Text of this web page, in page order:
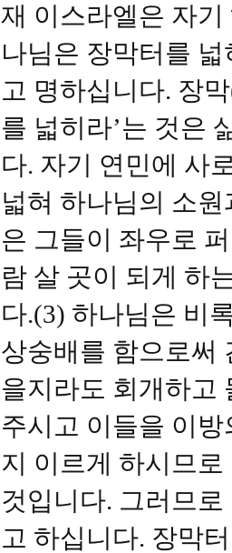
재 이스라엘은 자
나님은 장막터를
고 명하십니다. 장
를 넓히라’는 것은
다. 자기 연민에 사
넓혀 하나님의 소
은 그들이 좌우로
람 살 곳이 되게 하
다.(3) 하나님은 비
상숭배를 함으로써
을지라도 회개하고
주시고 이들을 이
지 이르게 하시므
것입니다. 그러므
고 하십니다. 장막